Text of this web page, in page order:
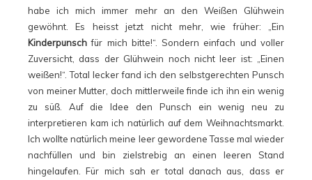
habe ich mich immer mehr an den Weißen Glühwein
gewöhnt. Es heisst jetzt nicht mehr, wie früher: „Ein
Kinderpunsch für mich bitte!“. Sondern einfach und voller
Zuversicht, dass der Glühwein noch nicht leer ist: „Einen
weißen!“. Total lecker fand ich den selbstgerechten Punsch
von meiner Mutter, doch mittlerweile finde ich ihn ein wenig
zu süß. Auf die Idee den Punsch ein wenig neu zu
interpretieren kam ich natürlich auf dem Weihnachtsmarkt.
Ich wollte natürlich meine leer gewordene Tasse mal wieder
nachfüllen und bin zielstrebig an einen leeren Stand
hingelaufen. Für mich sah er total danach aus, dass er